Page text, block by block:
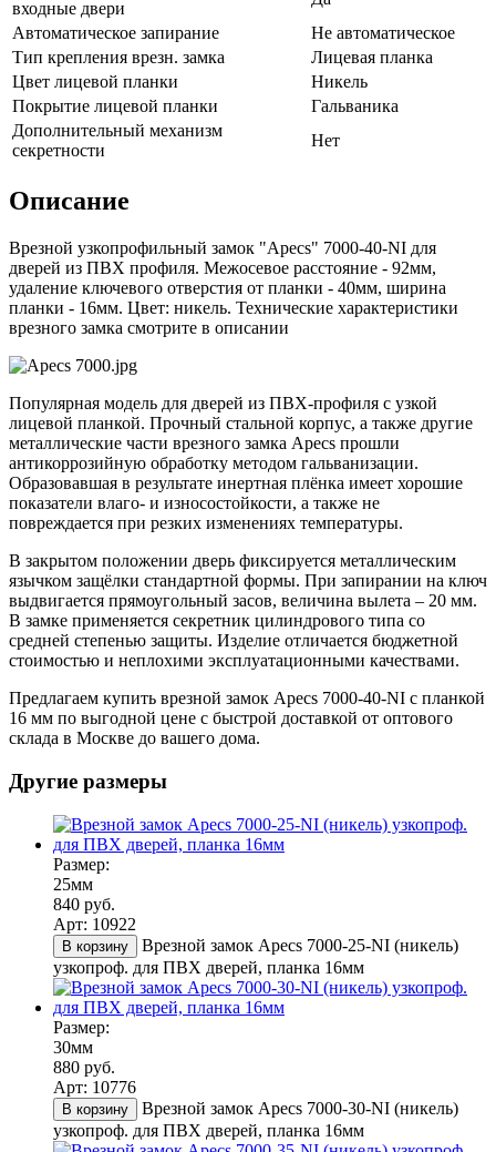
входные двери
Автоматическое запирание
Не автоматическое
Тип крепления врезн. замка
Лицевая планка
Цвет лицевой планки
Никель
Покрытие лицевой планки
Гальваника
Дополнительный механизм
секретности
Нет
Описание
Врезной узкопрофильный замок "Apecs" 7000-40-NI для
дверей из ПВХ профиля. Межосевое расстояние - 92мм,
удаление ключевого отверстия от планки - 40мм, ширина
планки - 16мм. Цвет: никель. Технические характеристики
врезного замка смотрите в описании
Популярная модель для дверей из ПВХ-профиля с узкой
лицевой планкой. Прочный стальной корпус, а также другие
металлические части врезного замка Apecs прошли
антикоррозийную обработку методом гальванизации.
Образовавшая в результате инертная плёнка имеет хорошие
показатели влаго- и износостойкости, а также не
повреждается при резких изменениях температуры.
В закрытом положении дверь фиксируется металлическим
язычком защёлки стандартной формы. При запирании на ключ
выдвигается прямоугольный засов, величина вылета – 20 мм.
В замке применяется секретник цилиндрового типа со
средней степенью защиты. Изделие отличается бюджетной
стоимостью и неплохими эксплуатационными качествами.
Предлагаем купить врезной замок Apecs 7000-40-NI с планкой
16 мм по выгодной цене с быстрой доставкой от оптового
склада в Москве до вашего дома.
Другие размеры
Размер:
25мм
840 руб.
Арт: 10922
В корзину
Врезной замок Apecs 7000-25-NI (никель)
узкопроф. для ПВХ дверей, планка 16мм
Размер:
30мм
880 руб.
Арт: 10776
В корзину
Врезной замок Apecs 7000-30-NI (никель)
узкопроф. для ПВХ дверей, планка 16мм